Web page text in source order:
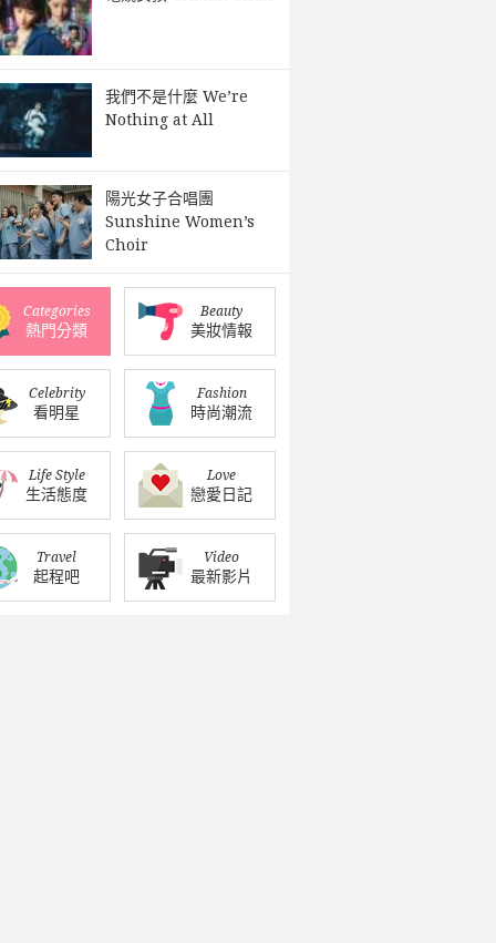
我們不是什麼 We’re
Nothing at All
陽光女子合唱團
Sunshine Women’s
Choir
Categories
熱門分類
Beauty
美妝情報
Celebrity
看明星
Fashion
時尚潮流
Life Style
生活態度
Love
戀愛日記
Travel
起程吧
Video
最新影片